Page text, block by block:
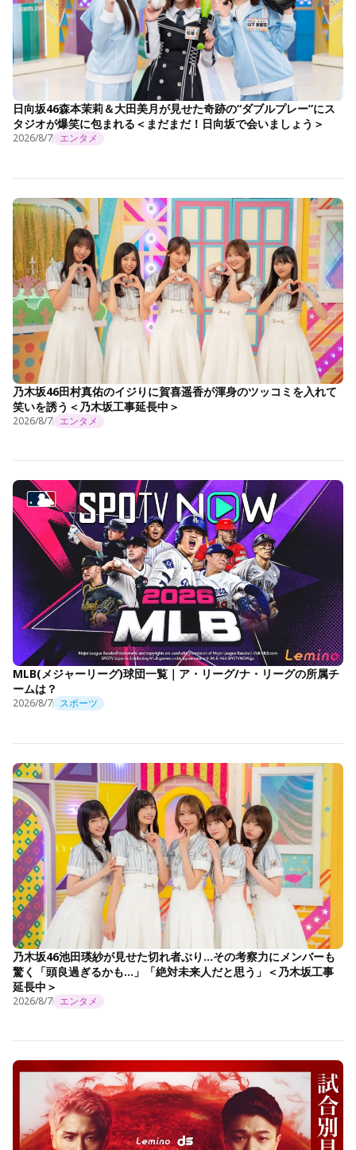
日向坂46森本茉莉＆大田美月が見せた奇跡の“ダブルプレー”にス
タジオが爆笑に包まれる＜まだまだ！日向坂で会いましょう＞
2026/8/7 エンタメ
乃木坂46田村真佑のイジりに賀喜遥香が渾身のツッコミを入れて
笑いを誘う＜乃木坂工事延長中＞
2026/8/7 エンタメ
MLB(メジャーリーグ)球団一覧｜ア・リーグ/ナ・リーグの所属チ
ームは？
2026/8/7 スポーツ
乃木坂46池田瑛紗が見せた切れ者ぶり…その考察力にメンバーも
驚く「頭良過ぎるかも…」「絶対未来人だと思う」＜乃木坂工事
延長中＞
2026/8/7 エンタメ